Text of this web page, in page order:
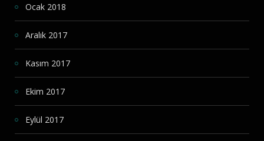
Ocak 2018
Aralık 2017
Kasım 2017
Ekim 2017
Eylül 2017